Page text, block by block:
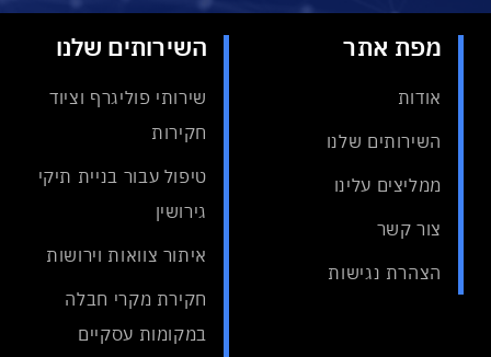
מפת אתר
אודות
השירותים שלנו
ממליצים עלינו
צור קשר
הצהרת נגישות
השירותים שלנו
שירותי פוליגרף וציוד
חקירות
טיפול עבור בניית תיקי
גירושין
איתור צוואות וירושות
חקירת מקרי חבלה
במקומות עסקיים